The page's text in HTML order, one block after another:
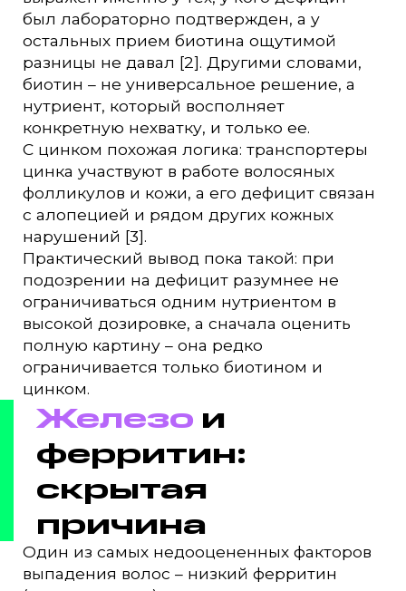
был лабораторно подтвержден, а у
остальных прием биотина ощутимой
разницы не давал [2]. Другими словами,
биотин – не универсальное решение, а
нутриент, который восполняет
конкретную нехватку, и только ее.
С цинком похожая логика: транспортеры
цинка участвуют в работе волосяных
фолликулов и кожи, а его дефицит связан
с алопецией и рядом других кожных
нарушений [3].
Практический вывод пока такой: при
подозрении на дефицит разумнее не
ограничиваться одним нутриентом в
высокой дозировке, а сначала оценить
полную картину – она редко
ограничивается только биотином и
цинком.
Железо и
ферритин:
скрытая
причина
Один из самых недооцененных факторов
выпадения волос – низкий ферритин